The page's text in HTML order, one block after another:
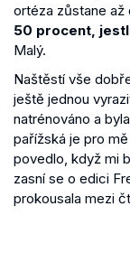
ortéza zůstane až
50 procent,
Malý.
Naštěstí vše
ještě jednou
natrénováno a
pařížská je pro
povedlo, když mi
zasní se o edici
prokousala mezi